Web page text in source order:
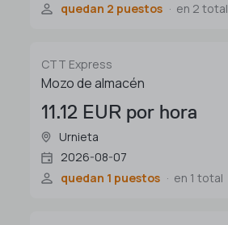
quedan 2 puestos
en 2 total
CTT Express
Mozo de almacén
11.12 EUR por hora
Urnieta
2026-08-07
quedan 1 puestos
en 1 total